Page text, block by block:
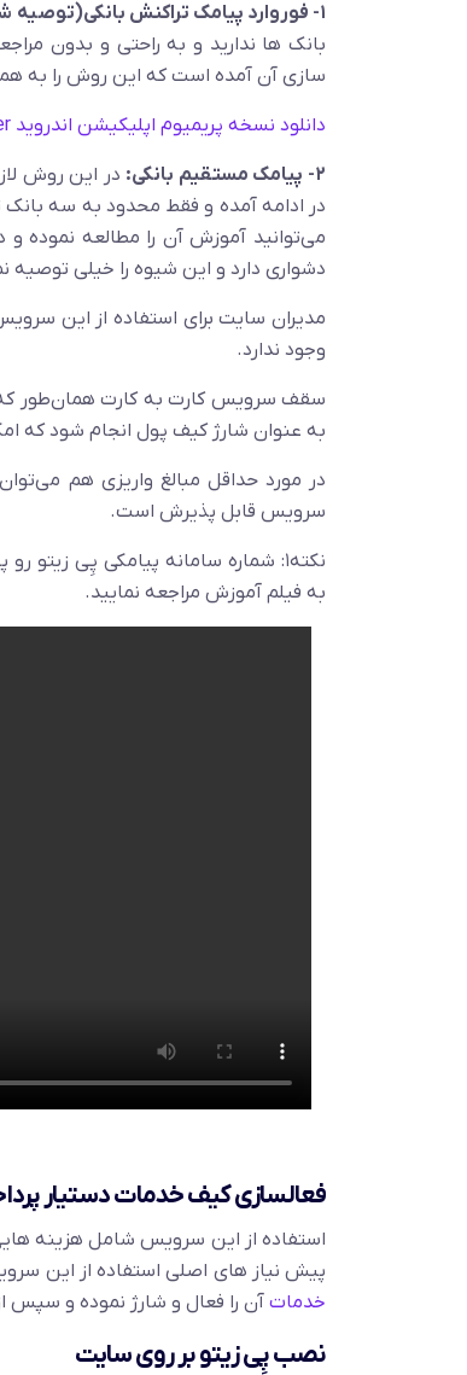
۱- فوروارد پیامک تراکنش بانکی(توصیه شده):
بانک ها ندارید و به راحتی و بدون
سازی آن آمده است که این روش را به
دانلود نسخه پریمیوم اپلیکیشن اندروید SMS Forwarder
۲- پیامک مستقیم بانکی:
در این روش
در ادامه آمده و فقط محدود به سه
می‌توانید آموزش آن را مطالعه نموده
دشواری دارد و این شیوه را خیلی توصیه
مدیران سایت برای استفاده از این
وجود ندارد.
به عنوان شارژ کیف پول انجام شود که
در مورد حداقل مبالغ واریزی هم
سرویس قابل پذیرش است.
نکته۱: شماره سامانه پیامکی پِی
به فیلم آموزش مراجعه نمایید.
فعالسازی کیف خدمات دستیار
استفاده از این سرویس شامل هزینه
خدمات آن را فعال و شارژ نموده و سپس